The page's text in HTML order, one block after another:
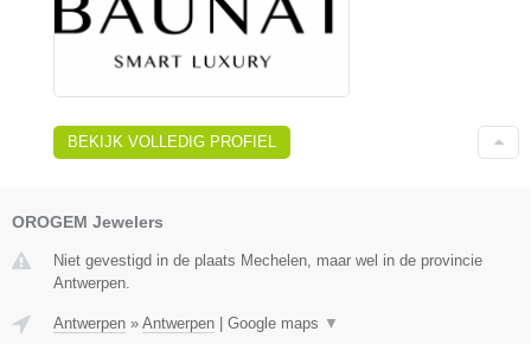
BEKIJK VOLLEDIG PROFIEL
OROGEM Jewelers
Niet gevestigd in de plaats Mechelen, maar wel in de provincie
Antwerpen.
Antwerpen » Antwerpen Google maps ▼